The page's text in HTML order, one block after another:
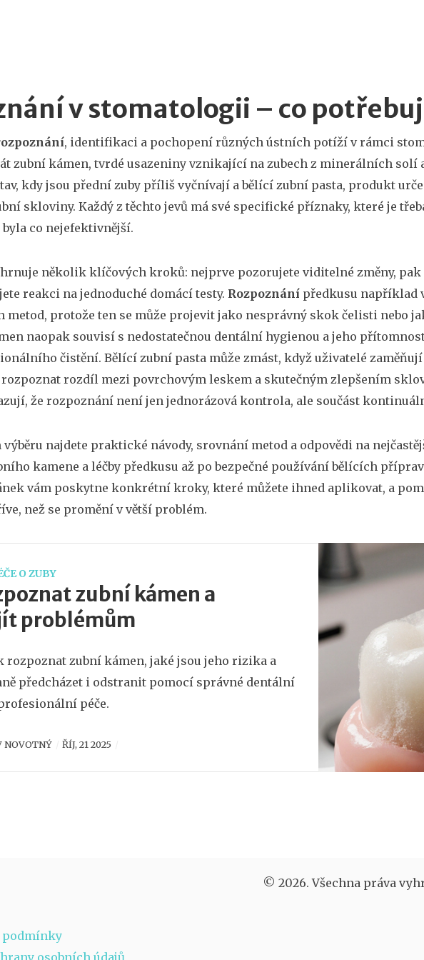
v stomatologii – co
, identifikaci a pochopení různých ústních potíží v rámci
zubní kámen, tvrdé usazeniny vznikající na zubech z minerálních solí
kdy jsou přední zuby příliš vyčnívají abělící zubní pasta, produkt
skloviny. Každý z těchto jevů má své specifické příznaky, které je
byla co nejefektivnější.
několik klíčových kroků: nejprve pozorujete viditelné změny,
reakci na jednoduché domácí testy. Rozpoznání předkusu například
metod, protože ten se může projevit jako nesprávný skok čelisti nebo
naopak souvisí s nedostatečnou dentální hygienou a jeho
čistění. Bělící zubní pasta může zmást, když uživatelé zaměňují
rozdíl mezi povrchovým leskem a skutečným zlepšením
že rozpoznání není jen jednorázová kontrola, ale součást
najdete praktické návody, srovnání metod a odpovědi na
kamene a léčby předkusu až po bezpečné používání bělících
vám poskytne konkrétní kroky, které můžete ihned aplikovat, a
než se promění v větší problém.
O ZUBY
zubní kámen a
problémům
rozpoznat zubní kámen, jaké jsou jeho rizika a
předcházet i odstranit pomocí správné dentální
péče.
NOVOTNÝ ŘÍJ, 21 2025
podmínky
osobních údajů
© 2026. Všechna práva